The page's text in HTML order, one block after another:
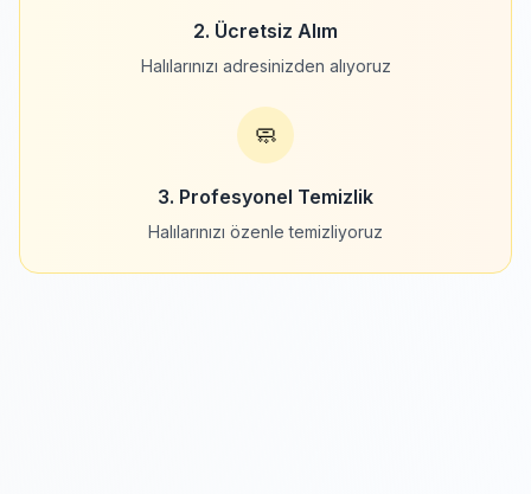
2. Ücretsiz Alım
Halılarınızı adresinizden alıyoruz
🧼
3. Profesyonel Temizlik
Halılarınızı özenle temizliyoruz